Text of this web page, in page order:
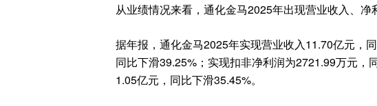
从业绩情况来看，通化金马2025年出现营业收入、净
据年报，通化金马2025年实现营业收入11.70亿元，
同比下滑39.25%；实现扣非净利润为2721.99万元，
1.05亿元，同比下滑35.45%。